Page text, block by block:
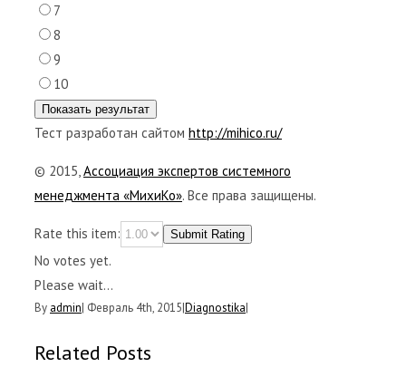
7
8
9
10
Тест разработан сайтом http://mihico.ru/
© 2015,Ассоциация экспертов системного
менеджмента «МихиКо». Все права защищены.
Rate this item: Submit Rating
No votes yet.
Please wait...
By admin| Февраль 4th, 2015|Diagnostika|
Related Posts